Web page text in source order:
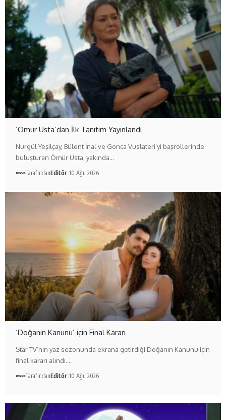
‘Ömür Usta’dan İlk Tanıtım Yayınlandı
Nurgül Yeşilçay, Bülent İnal ve Gonca Vuslateri’yi başrollerinde
buluşturan Ömür Usta, yakında…
TarafındanEditör 10 Ağu 2026
‘Doğanın Kanunu’ için Final Kararı
Star TV’nin yaz sezonunda ekrana getirdiği Doğanın Kanunu için
final kararı alındı.…
TarafındanEditör 10 Ağu 2026